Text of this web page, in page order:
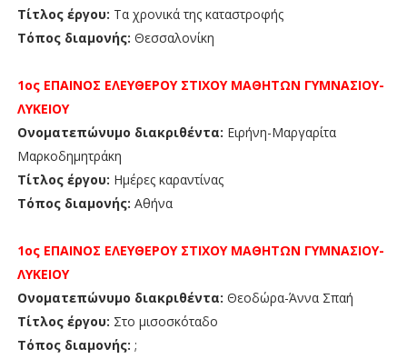
Τίτλος έργου: Τα χρονικά της καταστροφής
Τόπος διαμονής: Θεσσαλονίκη
1ος ΕΠΑΙΝΟΣ ΕΛΕΥΘΕΡΟΥ ΣΤΙΧΟΥ ΜΑΘΗΤΩΝ ΓΥΜΝΑΣΙΟΥ-
ΛΥΚΕΙΟΥ
Ονοματεπώνυμο διακριθέντα: Ειρήνη-Μαργαρίτα
Μαρκοδημητράκη
Τίτλος έργου: Ημέρες καραντίνας
Τόπος διαμονής: Αθήνα
1ος ΕΠΑΙΝΟΣ ΕΛΕΥΘΕΡΟΥ ΣΤΙΧΟΥ ΜΑΘΗΤΩΝ ΓΥΜΝΑΣΙΟΥ-
ΛΥΚΕΙΟΥ
Ονοματεπώνυμο διακριθέντα: Θεοδώρα-Άννα Σπαή
Τίτλος έργου: Στο μισοσκόταδο
Τόπος διαμονής: ;